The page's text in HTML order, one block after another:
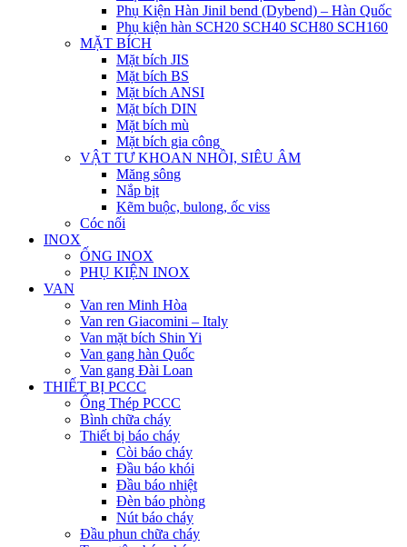
Phụ Kiện Hàn Jinil bend (Dybend) – Hàn Quốc
Phụ kiện hàn SCH20 SCH40 SCH80 SCH160
MẶT BÍCH
Mặt bích JIS
Mặt bích BS
Mặt bích ANSI
Mặt bích DIN
Mặt bích mù
Mặt bích gia công
VẬT TƯ KHOAN NHỒI, SIÊU ÂM
Măng sông
Nắp bịt
Kẽm buộc, bulong, ốc viss
Cóc nối
INOX
ỐNG INOX
PHỤ KIỆN INOX
VAN
Van ren Minh Hòa
Van ren Giacomini – Italy
Van mặt bích Shin Yi
Van gang hàn Quốc
Van gang Đài Loan
THIẾT BỊ PCCC
Ống Thép PCCC
Bình chữa cháy
Thiết bị báo cháy
Còi báo cháy
Đầu báo khói
Đầu báo nhiệt
Đèn báo phòng
Nút báo cháy
Đầu phun chữa cháy